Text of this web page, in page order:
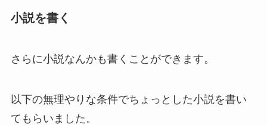
小説を書く
さらに小説なんかも書くことができます。
以下の無理やりな条件でちょっとした小説を書い
てもらいました。